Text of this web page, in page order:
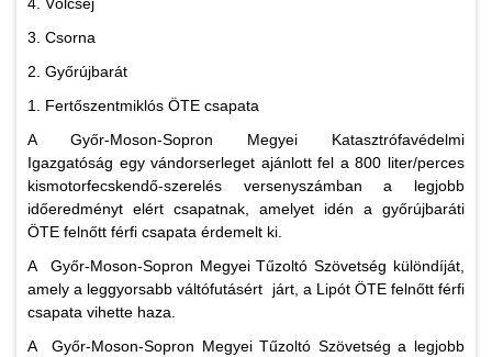
4. Völcsej
3. Csorna
2. Győrújbarát
1. Fertőszentmiklós ÖTE csapata
A Győr-Moson-Sopron Megyei Katasztrófavédelmi
Igazgatóság egy vándorserleget ajánlott fel a 800 liter/perces
kismotorfecskendő-szerelés versenyszámban a legjobb
időeredményt elért csapatnak, amelyet idén a győrújbaráti
ÖTE felnőtt férfi csapata érdemelt ki.
A Győr-Moson-Sopron Megyei Tűzoltó Szövetség különdíját,
amely a leggyorsabb váltófutásért járt, a Lipót ÖTE felnőtt férfi
csapata vihette haza.
A Győr-Moson-Sopron Megyei Tűzoltó Szövetség a legjobb